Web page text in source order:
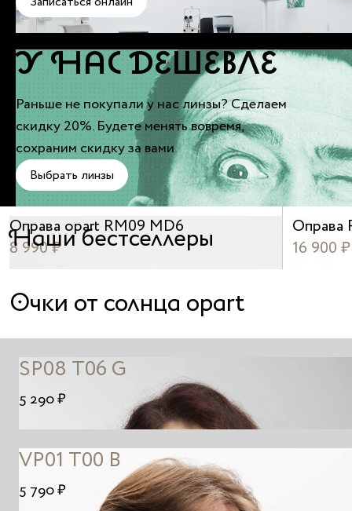
У НАС ДЕШЕВЛЕ
Раньше не покупали у нас линзы? Сделаем
скидку 20%. Будете менять вовремя,
сохраним скидку за вами
Выбрать линзы
Наши бестселлеры
Оправа opart RM09 MD6
8 990 ₽
Оправа
16 900 ₽
Очки от солнца opart
SP08 T06 G
5 290 ₽
VP01 T00 B
5 790 ₽